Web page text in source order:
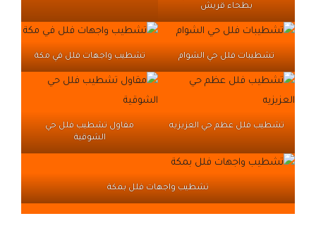
بطحاء قريش
تشطيبات فلل حي الشوام تشطيب واجهات فلل في مكة
تشطيب فلل عظم حي العزيزيه
مقاول تشطيب فلل حي
الشوقية
تشطيب واجهات فلل بمكة